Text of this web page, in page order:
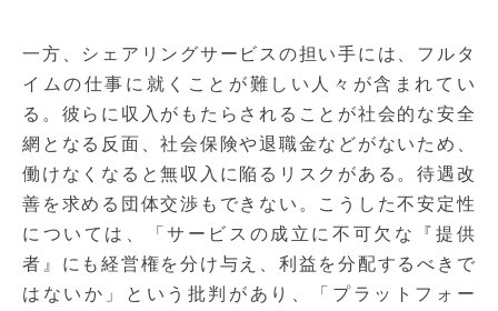
一方、シェアリングサービスの担い手には、フルタ
イムの仕事に就くことが難しい人々が含まれてい
る。彼らに収入がもたらされることが社会的な安全
網となる反面、社会保険や退職金などがないため、
働けなくなると無収入に陥るリスクがある。待遇改
善を求める団体交渉もできない。こうした不安定性
については、「サービスの成立に不可欠な『提供
者』にも経営権を分け与え、利益を分配するべきで
はないか」という批判があり、「プラットフォー